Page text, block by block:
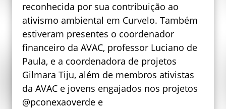
reconhecida por sua contribuição ao
ativismo ambiental em Curvelo. Também
estiveram presentes o coordenador
financeiro da AVAC, professor Luciano de
Paula, e a coordenadora de projetos
Gilmara Tiju, além de membros ativistas
da AVAC e jovens engajados nos projetos
@pconexaoverde e